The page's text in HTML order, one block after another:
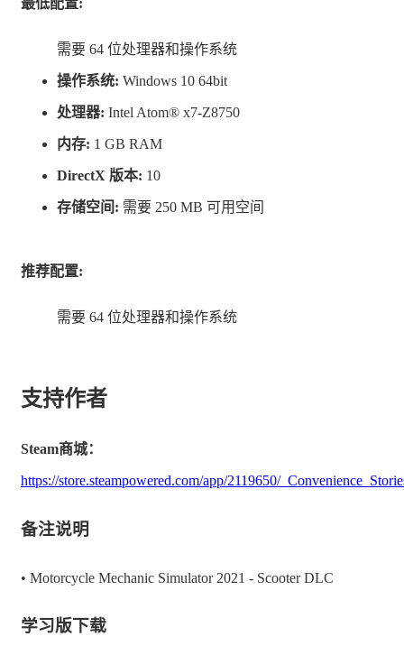
开发者主页，记得关注哦♪
最低配置:
需要 64 位处理器和操作系统
操作系统: Windows 10 64bit
处理器: Intel Atom® x7-Z8750
内存: 1 GB RAM
DirectX 版本: 10
存储空间: 需要 250 MB 可用空间
推荐配置:
需要 64 位处理器和操作系统
支持作者
Steam商城：
https://store.steampowered.com/app/2119650/
备注说明
• Motorcycle Mechanic Simulator 2021 - Scooter DLC
学习版下载